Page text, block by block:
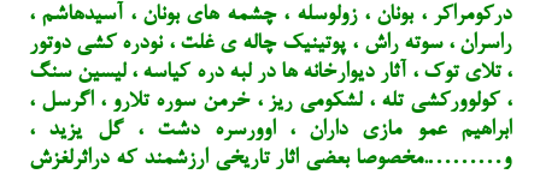
درکومراکر ، بونان ، زولوسله ، چشمه های بونان ، آسیدهاشم ،
راسران ، سوته راش ، پوتینیک چاله ی غلت ، نودره کشی دوتور
، تلای توک ، آثار دیوارخانه ها در لبه دره کیاسه ، لیسین سنگ
، کولوورکشی تله ، لشکومی ریز ، خرمن سوره تلارو ، اگرسل ،
ابراهیم عمو مازی داران ، اوورسره دشت ، گل یزید ،
و……….مخصوصا بعضی اثار تاریخی ارزشمند که دراثرلغزش